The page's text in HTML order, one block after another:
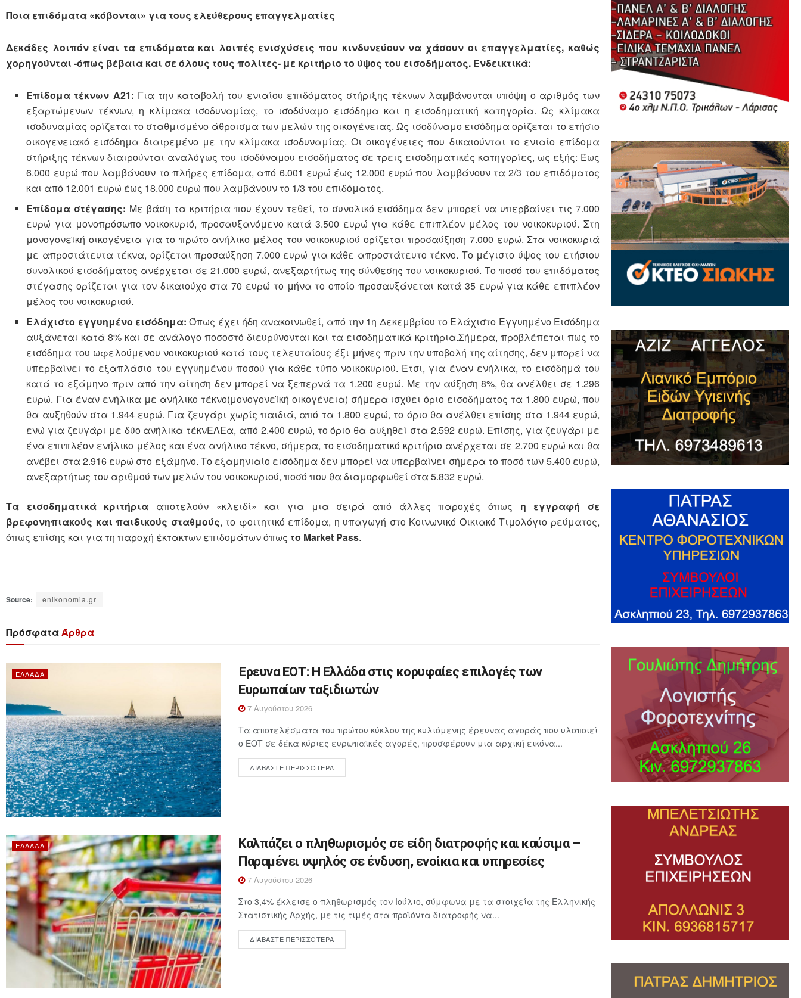
Ποια επιδόματα «κόβονται» για τους ελεύθερους επαγγελματίες
Δεκάδες λοιπόν είναι τα επιδόματα και λοιπές ενισχύσεις που κινδυνεύουν να χάσουν οι επαγγελματίες, καθώς
χορηγούνται -όπως βέβαια και σε όλους τους πολίτες- με κριτήριο το ύψος του εισοδήματος. Ενδεικτικά:
Επίδομα τέκνων Α21: Για την καταβολή του ενιαίου επιδόματος στήριξης τέκνων λαμβάνονται υπόψη ο αριθμός των
εξαρτώμενων τέκνων, η κλίμακα ισοδυναμίας, το ισοδύναμο εισόδημα και η εισοδηματική κατηγορία. Ως κλίμακα
ισοδυναμίας ορίζεται το σταθμισμένο άθροισμα των μελών της οικογένειας. Ως ισοδύναμο εισόδημα ορίζεται το ετήσιο
οικογενειακό εισόδημα διαιρεμένο με την κλίμακα ισοδυναμίας. Οι οικογένειες που δικαιούνται το ενιαίο επίδομα
στήριξης τέκνων διαιρούνται αναλόγως του ισοδύναμου εισοδήματος σε τρεις εισοδηματικές κατηγορίες, ως εξής: Έως
6.000 ευρώ που λαμβάνουν το πλήρες επίδομα, από 6.001 ευρώ έως 12.000 ευρώ που λαμβάνουν τα 2/3 του επιδόματος
και από 12.001 ευρώ έως 18.000 ευρώ που λαμβάνουν το 1/3 του επιδόματος.
Επίδομα στέγασης: Με βάση τα κριτήρια που έχουν τεθεί, το συνολικό εισόδημα δεν μπορεί να υπερβαίνει τις 7.000
ευρώ για μονοπρόσωπο νοικοκυριό, προσαυξανόμενο κατά 3.500 ευρώ για κάθε επιπλέον μέλος του νοικοκυριού. Στη
μονογονεϊκή οικογένεια για το πρώτο ανήλικο μέλος του νοικοκυριού ορίζεται προσαύξηση 7.000 ευρώ. Στα νοικοκυριά
με απροστάτευτα τέκνα, ορίζεται προσαύξηση 7.000 ευρώ για κάθε απροστάτευτο τέκνο. Το μέγιστο ύψος του ετήσιου
συνολικού εισοδήματος ανέρχεται σε 21.000 ευρώ, ανεξαρτήτως της σύνθεσης του νοικοκυριού. Το ποσό του επιδόματος
στέγασης ορίζεται για τον δικαιούχο στα 70 ευρώ το μήνα το οποίο προσαυξάνεται κατά 35 ευρώ για κάθε επιπλέον
μέλος του νοικοκυριού.
Ελάχιστο εγγυημένο εισόδημα:Όπως έχει ήδη ανακοινωθεί, από την 1η Δεκεμβρίου το Ελάχιστο Εγγυημένο Εισόδημα
αυξάνεται κατά 8% και σε ανάλογο ποσοστό διευρύνονται και τα εισοδηματικά κριτήρια.Σήμερα, προβλέπεται πως το
εισόδημα του ωφελούμενου νοικοκυριού κατά τους τελευταίους έξι μήνες πριν την υποβολή της αίτησης, δεν μπορεί να
υπερβαίνει το εξαπλάσιο του εγγυημένου ποσού για κάθε τύπο νοικοκυριού. Έτσι, για έναν ενήλικα, το εισόδημά του
κατά το εξάμηνο πριν από την αίτηση δεν μπορεί να ξεπερνά τα 1.200 ευρώ. Με την αύξηση 8%, θα ανέλθει σε 1.296
ευρώ. Για έναν ενήλικα με ανήλικο τέκνο(μονογονεϊκή οικογένεια) σήμερα ισχύει όριο εισοδήματος τα 1.800 ευρώ, που
θα αυξηθούν στα 1.944 ευρώ. Για ζευγάρι χωρίς παιδιά, από τα 1.800 ευρώ, το όριο θα ανέλθει επίσης στα 1.944 ευρώ,
ενώ για ζευγάρι με δύο ανήλικα τέκνΕΛΕα, από 2.400 ευρώ, το όριο θα αυξηθεί στα 2.592 ευρώ. Επίσης, για ζευγάρι με
ένα επιπλέον ενήλικο μέλος και ένα ανήλικο τέκνο, σήμερα, το εισοδηματικό κριτήριο ανέρχεται σε 2.700 ευρώ και θα
ανέβει στα 2.916 ευρώ στο εξάμηνο. Το εξαμηνιαίο εισόδημα δεν μπορεί να υπερβαίνει σήμερα το ποσό των 5.400 ευρώ,
ανεξαρτήτως του αριθμού των μελών του νοικοκυριού, ποσό που θα διαμορφωθεί στα 5.832 ευρώ.
Τα εισοδηματικά κριτήρια αποτελούν «κλειδί» και για μια σειρά από άλλες παροχές όπως η εγγραφή σε
βρεφονηπιακούς και παιδικούς σταθμούς, το φοιτητικό επίδομα, η υπαγωγή στο Κοινωνικό Οικιακό Τιμολόγιο ρεύματος,
όπως επίσης και για τη παροχή έκτακτων επιδομάτων όπως το Market Pass.
Source: enikonomia.gr
ΠρόσφαταΆρθρα
ΕΛΛΆΔΑ
Έρευνα ΕΟΤ: Η Ελλάδα στις κορυφαίες επιλογές των
Ευρωπαίων ταξιδιωτών
7 Αυγούστου 2026
Τα αποτελέσματα του πρώτου κύκλου της κυλιόμενης έρευνας αγοράς που υλοποιεί
ο ΕΟΤ σε δέκα κύριες ευρωπαϊκές αγορές, προσφέρουν μια αρχική εικόνα...
ΔΙΑΒΆΣΤΕ ΠΕΡΙΣΣΌΤΕΡΑ
ΕΛΛΆΔΑ
Καλπάζει ο πληθωρισμός σε είδη διατροφής και καύσιμα –
Παραμένει υψηλός σε ένδυση, ενοίκια και υπηρεσίες
7 Αυγούστου 2026
Στο 3,4% έκλεισε ο πληθωρισμός τον Ιούλιο, σύμφωνα με τα στοιχεία της Ελληνικής
Στατιστικής Αρχής, με τις τιμές στα προϊόντα διατροφής να...
ΔΙΑΒΆΣΤΕ ΠΕΡΙΣΣΌΤΕΡΑ